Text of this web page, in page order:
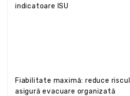
indicatoare ISU
Fiabilitate maximă: reduce
asigură evacuare organizată